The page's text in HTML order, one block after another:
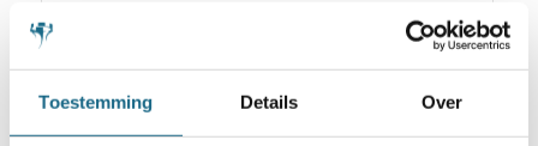
Toestemming Details Over